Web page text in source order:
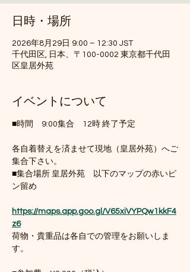
日時・場所
2026年8月29日 9:00 – 12:30 JST
千代田区, 日本、〒100-0002 東京都千代田
区皇居外苑
イベントについて
■時間　9:00集合　12時 終了予定
各自着替えを済ませて現地（皇居外苑）へご
集合下さい。
■集合場所 皇居外苑　以下のマップの赤いピ
ン留め
https://maps.app.goo.gl/V65xiVYPQw1kkF4
z6
荷物・貴重品は各自での管理をお願いしま
す。